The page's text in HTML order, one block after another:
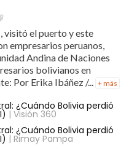
visitó el puerto y este
empresarios peruanos,
Andina de Naciones
bolivianos en
Por Erika Ibáñez /... + más
¿Cuándo Bolivia perdió
| Visión 360
¿Cuándo Bolivia perdió
| Rimay Pampa